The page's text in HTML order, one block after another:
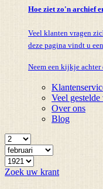
Hoe ziet zo'n archief
Veel klanten vragen
deze pagina vindt u
Neem een kijkje achter
Veel gestelde
Over ons
Blog
Zoek uw krant